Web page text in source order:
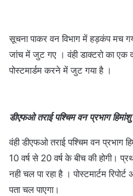
सूचना पाकर वन विभाग में हड़कंप मच
जांच में जुट गए । वंही डाक्टरो का एक
पोस्टमार्डम करने में जुट गया है ।
डीएफओ तराई पश्चिम वन प्रभाग हिमांशु
वंही डीएफओ तराई पश्चिम वन प्रभाग
10 वर्ष से 20 वर्ष के बीच की होगी।
नही चल पा रहा है । पोस्टमार्टम
पता चल पाएगा।